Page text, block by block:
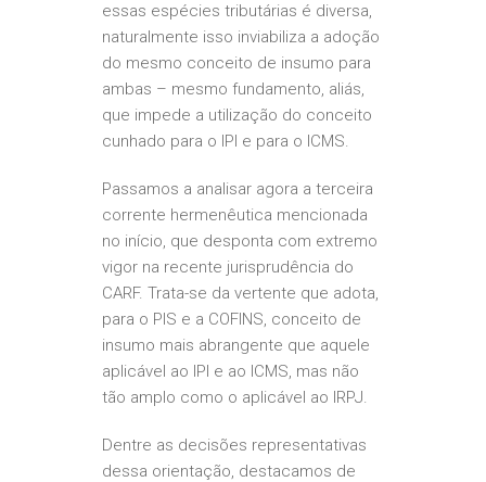
essas espécies tributárias é diversa,
naturalmente isso inviabiliza a adoção
do mesmo conceito de insumo para
ambas – mesmo fundamento, aliás,
que impede a utilização do conceito
cunhado para o IPI e para o ICMS.
Passamos a analisar agora a terceira
corrente hermenêutica mencionada
no início, que desponta com extremo
vigor na recente jurisprudência do
CARF. Trata-se da vertente que adota,
para o PIS e a COFINS, conceito de
insumo mais abrangente que aquele
aplicável ao IPI e ao ICMS, mas não
tão amplo como o aplicável ao IRPJ.
Dentre as decisões representativas
dessa orientação, destacamos de